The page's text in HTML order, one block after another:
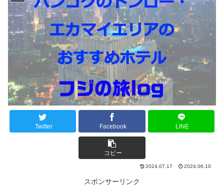
Twitter Facebook LINE
コピー
2024.07.17 2024.06.10
スポンサーリンク